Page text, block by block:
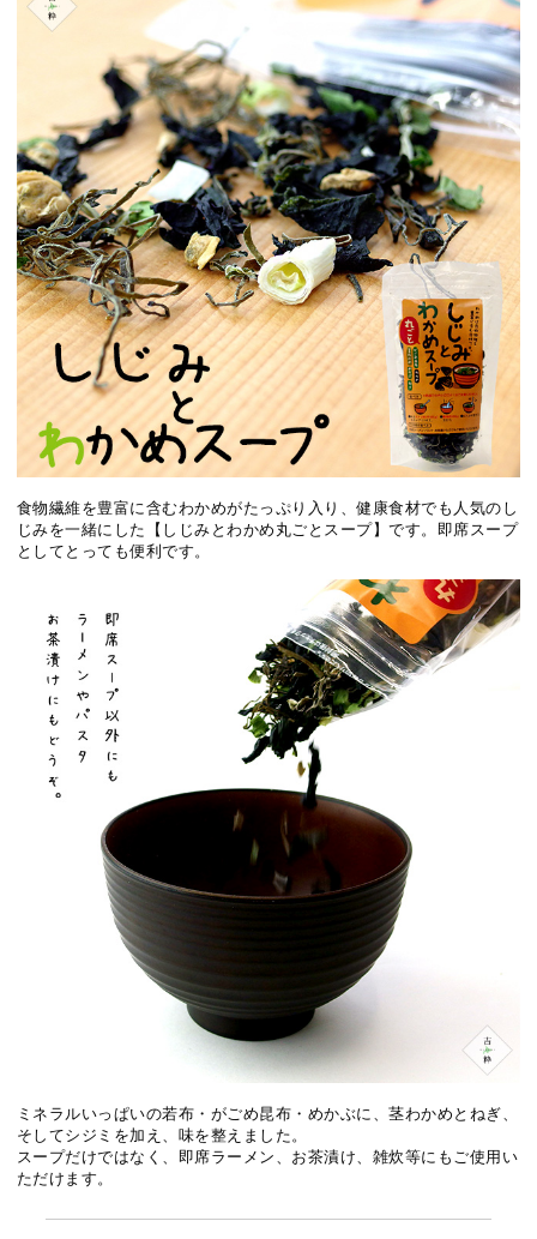
食物繊維を豊富に含むわかめがたっぷり入り、健康食材でも人気のし
じみを一緒にした【しじみとわかめ丸ごとスープ】です。即席スープ
としてとっても便利です。
ミネラルいっぱいの若布・がごめ昆布・めかぶに、茎わかめとねぎ、
そしてシジミを加え、味を整えました。
スープだけではなく、即席ラーメン、お茶漬け、雑炊等にもご使用い
ただけます。